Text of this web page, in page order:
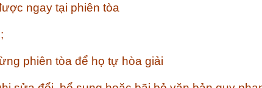
ngay tại phiên tòa
phiên tòa để họ tự hòa giải